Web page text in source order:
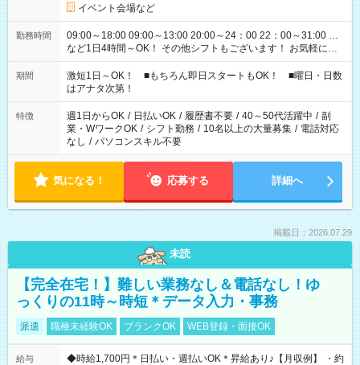
イベント会場など
勤務時間
09:00～18:00 09:00～13:00 20:00～24：00 22：00～31:00 …
など1日4時間～OK！ その他シフトもございます！ お気軽にご
相談ください！
期間
激短1日～OK！ ■もちろん即日スタートもOK！ ■曜日・日数
はアナタ次第！
特徴 週1日からOK / 日払いOK / 履歴書不要 / 40～50代活躍中 / 副
業・WワークOK / シフト勤務 / 10名以上の大量募集 / 電話対応
なし / パソコンスキル不要
気になる！ 応募する 詳細へ
掲載日：2026.07.29
未読
【完全在宅！】難しい業務なし＆電話なし！ゆ
っくりの11時～時短＊データ入力・事務
派遣 職種未経験OK ブランクOK WEB登録・面接OK
給与
◆時給1,700円＊日払い・週払いOK＊昇給あり♪【月収例】 ・約